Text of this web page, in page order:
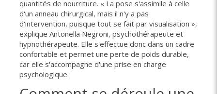
quantités de nourriture. « La pose s'assimile à celle
d'un anneau chirurgical, mais il n'y a pas
d'intervention, puisque tout se fait par ­visualisation »,
explique Antonella Negroni, psychothérapeute et
hypnothérapeute. Elle s'effectue donc dans un cadre
confortable et permet une perte de poids durable,
car elle s'accompagne d'une prise en charge
psychologique.